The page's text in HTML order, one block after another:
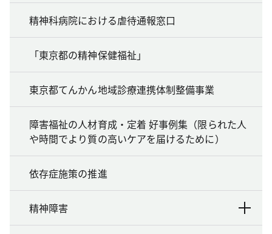
精神科病院における虐待通報窓口
「東京都の精神保健福祉」
東京都てんかん地域診療連携体制整備事業
障害福祉の人材育成・定着 好事例集（限られた人
や時間でより質の高いケアを届けるために）
依存症施策の推進
精神障害